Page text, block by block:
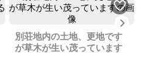
別荘地内の土地、更地です
が草木が生い茂っています